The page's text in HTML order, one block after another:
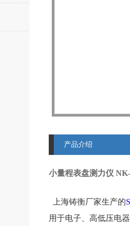
产品介绍
小量程表盘测力仪
上海铸衡厂家生产的
用于电子、高低压电